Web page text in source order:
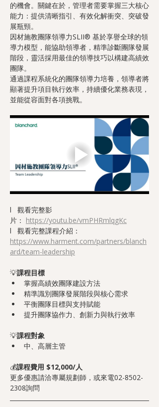
的機會。關鍵在於，管理者需要掌握三大核心
能力：提供清晰指引、有效化解衝突、突破發
展瓶頸。
因材施教團隊領導力SLII® 基於享譽全球的領
導力模型，能協助領導者，精準診斷團隊發展
階段，靈活採用最佳的領導技巧以構建高績效
團隊。
通過課程系統化的團隊領導力培養，領導者將
顯著提升項目執行效率，持續優化業務表現，
並能從容面對各項挑戰。
l   觀看完整影
片： https://youtu.be/vmPHRmlqgKc
l   觀看完整課程介紹：
https://www.harment.com/partners/blanch
ard/team-leadership
💡課程目標
掌握高績效團隊建設方法
精準識別團隊發展階段與核心需求
平衡團隊目標與支持賦能
提升團隊協作力、創新力與執行效率
💡課程對象
中、高層主管
💰課程費用 $12,000/人
更多優惠請洽專屬規劃師，或來電02-8502-
2308詢問